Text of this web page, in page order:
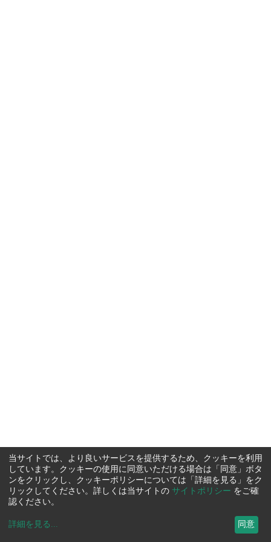
当サイトでは、より良いサービスを提供するため、クッキーを利用
しています。クッキーの使用に同意いただける場合は「同意」ボタ
ンをクリックし、クッキーポリシーについては「詳細を見る」をク
リックしてください。詳しくは当サイトの サイトポリシー をご確
認ください。
詳細を見る ... 同意